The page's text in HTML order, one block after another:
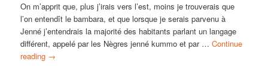
On m’apprit que, plus j’irais vers l’est, moins je trouverais que
l’on entendît le bambara, et que lorsque je serais parvenu à
Jenné j’entendrais la majorité des habitants parlant un langage
différent, appelé par les Nègres jenné kummo et par …Continue
reading →